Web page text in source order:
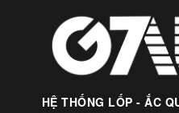
HỆ THỐNG LỐP - ẮC